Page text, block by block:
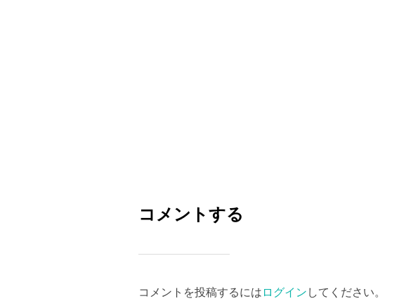
コメントする
コメントを投稿するには ログイン してください。